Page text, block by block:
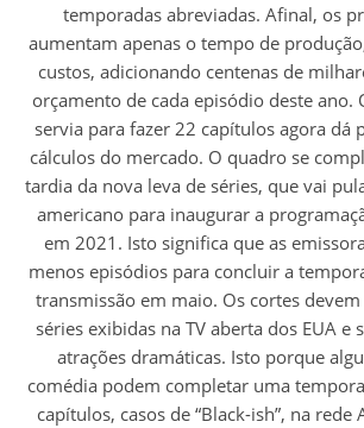
temporadas abreviadas. Afinal, os
aumentam apenas o tempo de
custos, adicionando centenas de
orçamento de cada episódio deste ano.
servia para fazer 22 capítulos agora dá
cálculos do mercado. O quadro se
tardia da nova leva de séries, que vai
americano para inaugurar a
em 2021. Isto significa que as
menos episódios para concluir a
transmissão em maio. Os cortes
séries exibidas na TV aberta dos EUA e
atrações dramáticas. Isto porque
comédia podem completar uma
capítulos, casos de “Black-ish”, na rede